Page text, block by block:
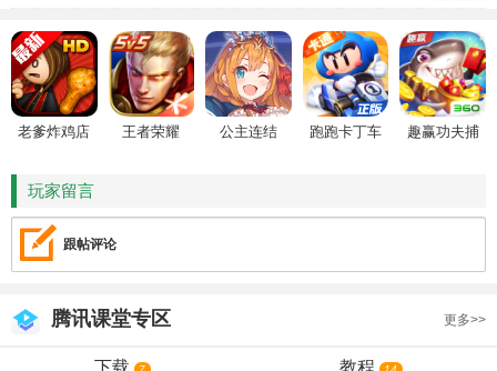
老爹炸鸡店
王者荣耀 公主连结 跑跑卡丁车
趣赢功夫捕
玩家留言
跟帖评论
腾讯课堂专区 更多>>